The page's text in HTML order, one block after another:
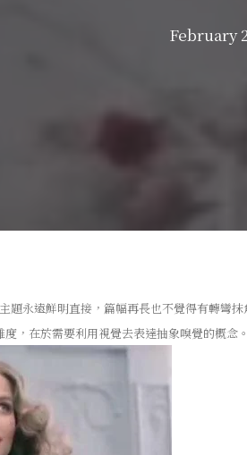
February
題永遠鮮明直接，篇幅再長也不覺得有轉彎
，在於需要利用視覺去表達抽象嗅覺的概念